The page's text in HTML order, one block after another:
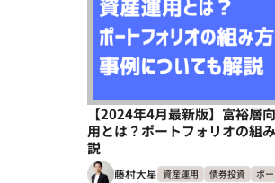
【2024年4月最新版】富裕層
用とは？ポートフォリオの組
説
藤村大星 資産運用 債券投資 ポ